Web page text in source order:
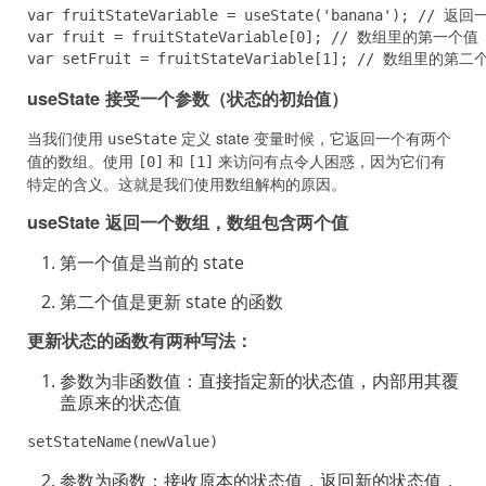
var fruitStateVariable = useState('banana'); // 返回一
var fruit = fruitStateVariable[0]; // 数组里的第一个值
var setFruit = fruitStateVariable[1]; // 数组里的第二
useState 接受一个参数（状态的初始值）
当我们使用 useState 定义 state 变量时候，它返回一个有两个
值的数组。使用 [0] 和 [1] 来访问有点令人困惑，因为它们有
特定的含义。这就是我们使用数组解构的原因。
useState 返回一个数组，数组包含两个值
第一个值是当前的 state
第二个值是更新 state 的函数
更新状态的函数有两种写法：
参数为非函数值：直接指定新的状态值，内部用其覆
盖原来的状态值
setStateName(newValue)
参数为函数：接收原本的状态值，返回新的状态值，